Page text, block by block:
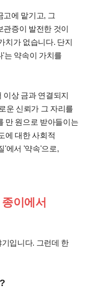
고에 맡기고, 그
증이 발전한 것이
치가 없습니다. 단지
는 약속이 가치를
상 금과 연결되지
운 신뢰가 그 자리를
만 원으로 받아들이는
에 대한 사회적
'에서 '약속'으로,
이에서
입니다. 그런데 한